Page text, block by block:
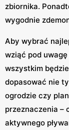
zbiornika.
wygodnie
Aby wybrać
wziąć pod
wszystkim
dopasować nie
ogrodzie czy
przeznaczenia –
aktywnego